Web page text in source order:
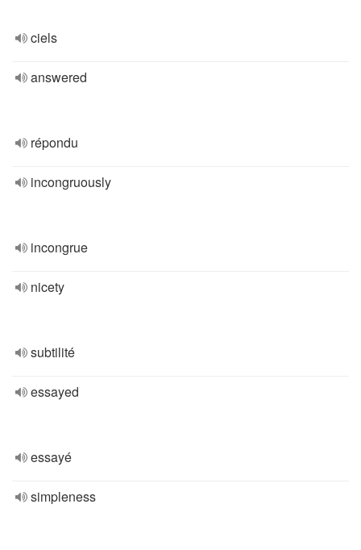
ciels
answered
répondu
incongruously
incongrue
nicety
subtilité
essayed
essayé
simpleness